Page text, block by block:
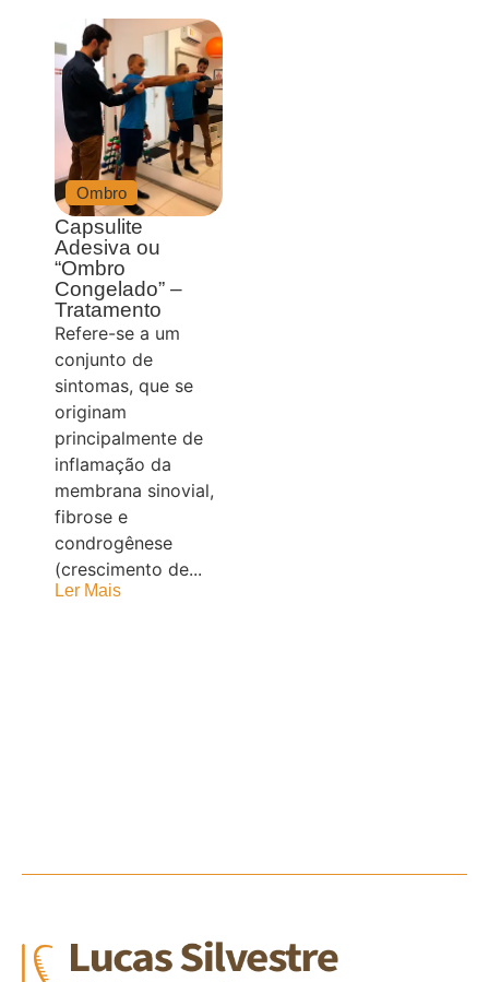
Ombro
Capsulite
Adesiva ou
“Ombro
Congelado” –
Tratamento
Refere-se a um
conjunto de
sintomas, que se
originam
principalmente de
inflamação da
membrana sinovial,
fibrose e
condrogênese
(crescimento de...
Ler Mais